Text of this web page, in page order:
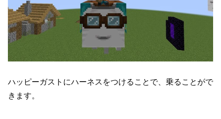
ハッピーガストにハーネスをつけることで、乗ることがで
きます。